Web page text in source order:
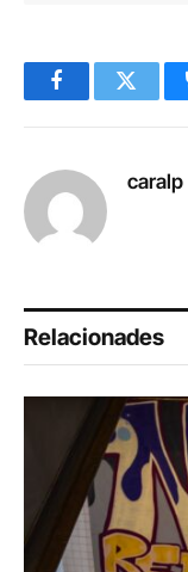
FacebookTwitter
caralp
Relacionades